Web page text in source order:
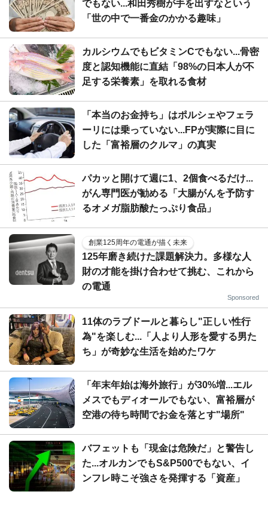
でもない...和田秀樹が手を出すなという
「世の中で一番金のかかる趣味」
カルシウムでもビタミンCでもない...骨密
度と認知機能に直結「98%の日本人が不
足する栄養素」を取れる食材
「本当のお金持ち」はポルシェやフェラ
ーリには乗っていない...FPが実際に目に
した「富裕層のクルマ」の真実
パカッと開けて週に1、2個食べるだけ...
がん専門医が勧める「大腸がんを予防す
るオメガ脂肪酸たっぷり食品」
創業125周年の電通が描く未来
125年磨き続けた課題解決力。多様な人
財の才能を掛け合わせて挑む、これから
の電通
Sponsored
11体のラブドールと暮らし"正しい性行
為"を楽しむ...「人より人形を愛する男た
ち」が奇妙な生活を始めたワケ
「年末年始は海外旅行」が30%増...エル
メスでもディオールでもない、富裕層が
空港の待ち時間でお金を落とす"場所"
バフェットも「現金は危険だ」と警告し
た...オルカンでもS&P500でもない、イ
ンフレ時こそ強さを発揮する「資産」